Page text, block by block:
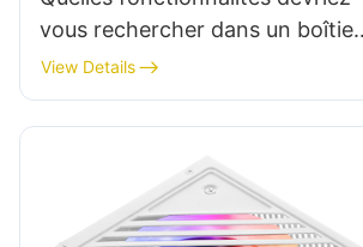
vous rechercher dans un boîtier
PC de jeu économique ?
View Details